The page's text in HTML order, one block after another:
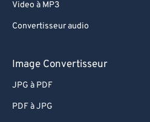
Video à MP3
Convertisseur audio
Image Convertisseur
JPG à PDF
PDF à JPG